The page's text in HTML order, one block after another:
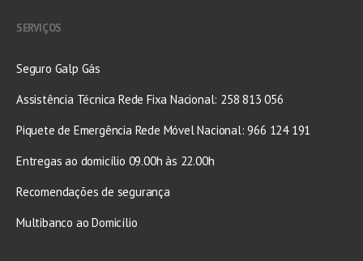
SERVIÇOS
Seguro Galp Gás
Assistência Técnica Rede Fixa Nacional: 258 813 056
Piquete de Emergência Rede Móvel Nacional: 966 124 191
Entregas ao domicílio 09.00h às 22.00h
Recomendações de segurança
Multibanco ao Domicílio